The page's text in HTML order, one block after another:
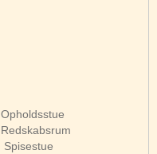
Opholdsstue
Redskabsrum
Spisestue